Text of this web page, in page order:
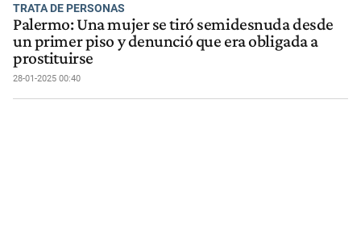
TRATA DE PERSONAS
Palermo: Una mujer se tiró semidesnuda desde
un primer piso y denunció que era obligada a
prostituirse
28-01-2025 00:40